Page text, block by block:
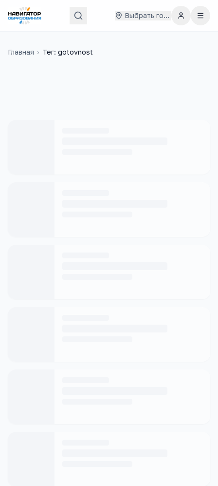
Выбрать город
Главная › Тег: gotovnost